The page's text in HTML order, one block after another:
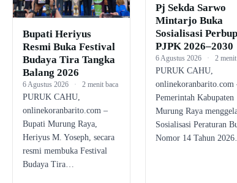
Bupati Heriyus
Resmi Buka Festival
Budaya Tira Tangka
Balang 2026
6 Agustus 2026 · 2 menit baca
PURUK CAHU,
onlinekoranbarito.com –
Bupati Murung Raya,
Heriyus M. Yoseph, secara
resmi membuka Festival
Budaya Tira…
Pj Sekda Sarwo
Mintarjo Buka
Sosialisasi Perbup
PJPK 2026–2030
6 Agustus 2026 · 2
PURUK CAHU,
onlinekoranbarito.com
Pemerintah Kabupaten
Murung Raya
Sosialisasi Peraturan
Nomor 14 Tahun